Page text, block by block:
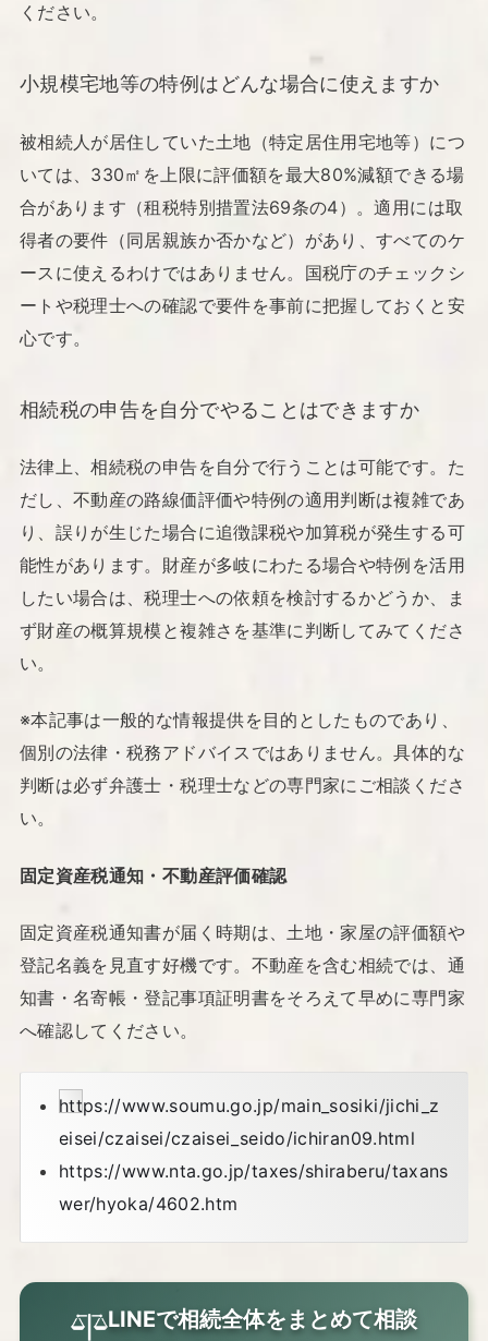
ください。
小規模宅地等の特例はどんな場合に使えますか
被相続人が居住していた土地（特定居住用宅地等）につ
いては、330㎡を上限に評価額を最大80%減額できる場
合があります（租税特別措置法69条の4）。適用には取
得者の要件（同居親族か否かなど）があり、すべてのケ
ースに使えるわけではありません。国税庁のチェックシ
ートや税理士への確認で要件を事前に把握しておくと安
心です。
相続税の申告を自分でやることはできますか
法律上、相続税の申告を自分で行うことは可能です。た
だし、不動産の路線価評価や特例の適用判断は複雑であ
り、誤りが生じた場合に追徴課税や加算税が発生する可
能性があります。財産が多岐にわたる場合や特例を活用
したい場合は、税理士への依頼を検討するかどうか、ま
ず財産の概算規模と複雑さを基準に判断してみてくださ
い。
※本記事は一般的な情報提供を目的としたものであり、
個別の法律・税務アドバイスではありません。具体的な
判断は必ず弁護士・税理士などの専門家にご相談くださ
い。
固定資産税通知・不動産評価確認
固定資産税通知書が届く時期は、土地・家屋の評価額や
登記名義を見直す好機です。不動産を含む相続では、通
知書・名寄帳・登記事項証明書をそろえて早めに専門家
へ確認してください。
https://www.soumu.go.jp/main_sosiki/jichi_z
eisei/czaisei/czaisei_seido/ichiran09.html
https://www.nta.go.jp/taxes/shiraberu/taxans
wer/hyoka/4602.htm
LINEで相続全体をまとめて相談